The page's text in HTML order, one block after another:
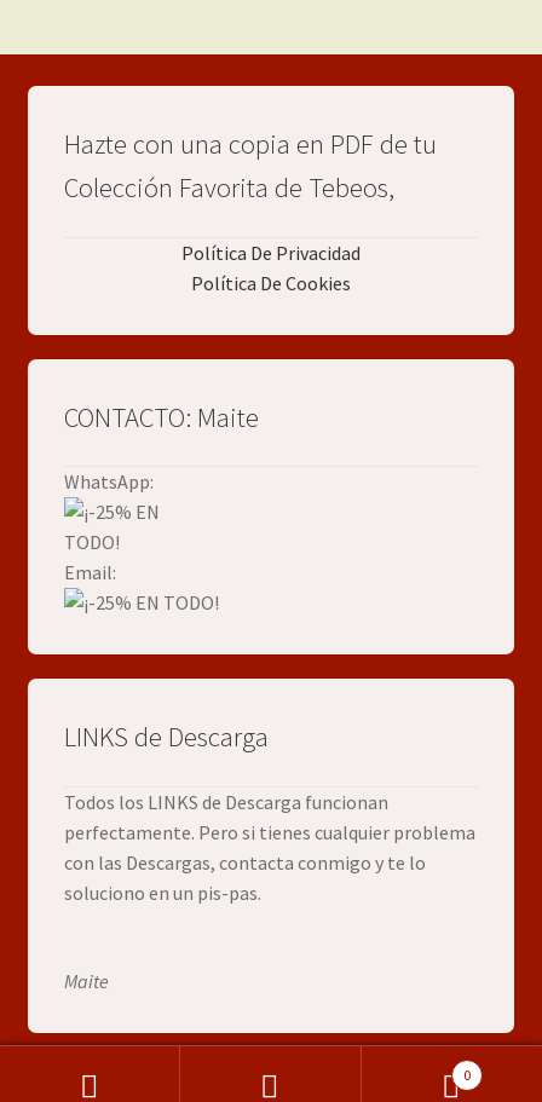
Hazte con una copia en PDF de tu
Colección Favorita de Tebeos,
Política De Privacidad
Política De Cookies
CONTACTO: Maite
WhatsApp:
Email:
LINKS de Descarga
Todos los LINKS de Descarga funcionan
perfectamente. Pero si tienes cualquier problema
con las Descargas, contacta conmigo y te lo
soluciono en un pis-pas.
Maite
0